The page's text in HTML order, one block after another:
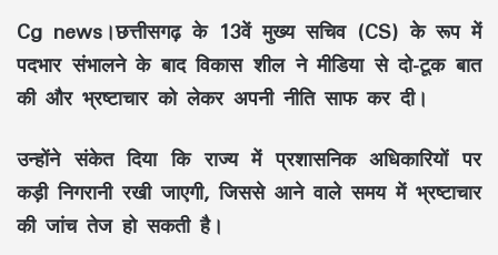
Cg news।छत्तीसगढ़ के 13वें मुख्य सचिव (CS) के रूप में
पदभार संभालने के बाद विकास शील ने मीडिया से दो-टूक बात
की और भ्रष्टाचार को लेकर अपनी नीति साफ कर दी।
उन्होंने संकेत दिया कि राज्य में प्रशासनिक अधिकारियों पर
कड़ी निगरानी रखी जाएगी, जिससे आने वाले समय में भ्रष्टाचार
की जांच तेज हो सकती है।